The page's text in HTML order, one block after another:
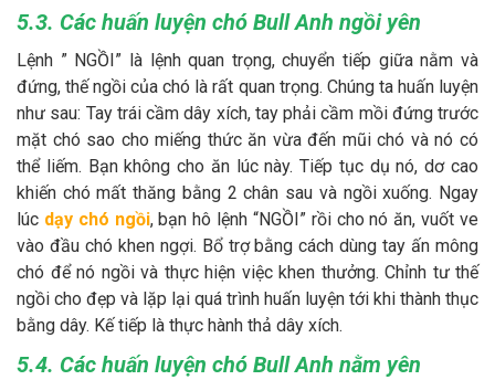
5.3. Các huấn luyện chó Bull Anh ngồi yên
Lệnh ” NGỒI” là lệnh quan trọng, chuyển tiếp giữa nằm và
đứng, thế ngồi của chó là rất quan trọng. Chúng ta huấn luyện
như sau: Tay trái cầm dây xích, tay phải cầm mồi đứng trước
mặt chó sao cho miếng thức ăn vừa đến mũi chó và nó có
thể liếm. Bạn không cho ăn lúc này. Tiếp tục dụ nó, dơ cao
khiến chó mất thăng bằng 2 chân sau và ngồi xuống. Ngay
lúc dạy chó ngồi, bạn hô lệnh “NGỒI” rồi cho nó ăn, vuốt ve
vào đầu chó khen ngợi. Bổ trợ bằng cách dùng tay ấn mông
chó để nó ngồi và thực hiện việc khen thưởng. Chỉnh tư thế
ngồi cho đẹp và lặp lại quá trình huấn luyện tới khi thành thục
bằng dây. Kế tiếp là thực hành thả dây xích.
5.4. Các huấn luyện chó Bull Anh nằm yên